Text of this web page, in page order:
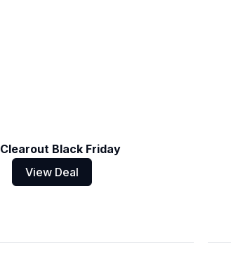
Clearout Black Friday
View Deal